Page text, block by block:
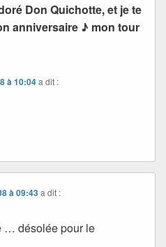
Don Quichotte, et je te
anniversaire ♪ mon tour
à 10:04a dit :
à 09:43 a dit :
… désolée pour le